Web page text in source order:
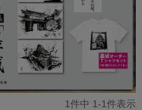
1件中 1-1件表示